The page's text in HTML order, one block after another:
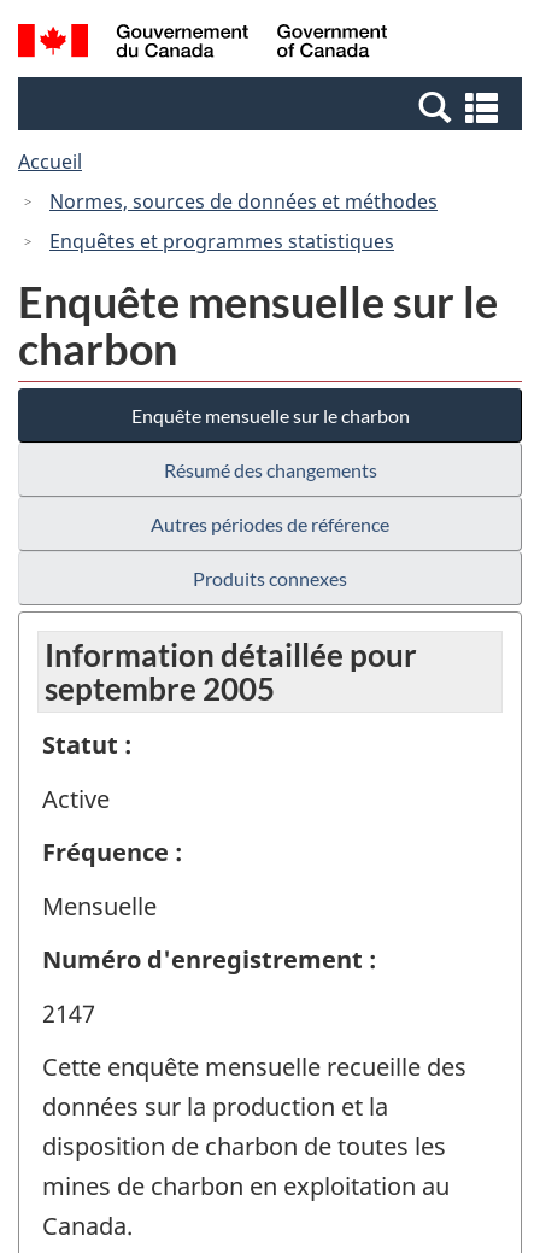
Passer
au
Passer
à
Canada
Recherche
et
et
Accueil
Normes, sources de données et méthodes
Enquêtes et programmes statistiques
Enquête mensuelle sur le
charbon
Enquête mensuelle sur le charbon
Résumé des changements
Autres périodes de référence
Produits connexes
Information détaillée pour
septembre 2005
Statut :
Active
Fréquence :
Mensuelle
Numéro d'enregistrement :
2147
Cette enquête mensuelle recueille des
données sur la production et la
disposition de charbon de toutes les
mines de charbon en exploitation au
Canada.